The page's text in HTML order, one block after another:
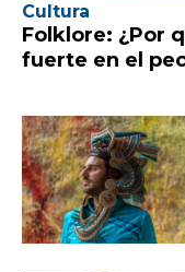
Cultura
Folklore: ¿Por
fuerte en el